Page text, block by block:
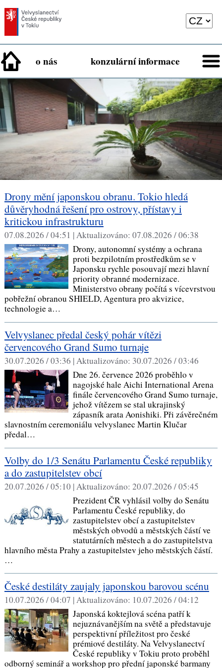
o nás konzulární informace
Drony mění japonskou obranu. Tokio hledá
důvěryhodná řešení pro ostrovy, přístavy i
kritickou infrastrukturu
07.08.2026 / 04:51 |Aktualizováno: 07.08.2026 / 06:38
Drony, autonomní systémy a ochrana
proti bezpilotním prostředkům se v
Japonsku rychle posouvají mezi hlavní
priority obranné modernizace.
Ministerstvo obrany počítá s vícevrstvou
pobřežní obranou SHIELD, Agentura pro akvizice,
technologie a…
Velvyslanec předal český pohár vítězi
červencového Grand Sumo turnaje
30.07.2026 / 03:36 |Aktualizováno: 30.07.2026 / 03:46
Dne 26. července 2026 proběhlo v
nagojské hale Aichi International Arena
finále červencového Grand Sumo turnaje,
jehož vítězem se stal ukrajinský
zápasník arata Aonishiki. Při závěrečném
slavnostním ceremoniálu velvyslanec Martin Klučar
předal…
Volby do 1/3 Senátu Parlamentu České republiky
a do zastupitelstev obcí
20.07.2026 / 05:10 |Aktualizováno: 20.07.2026 / 05:45
Prezident ČR vyhlásil volby do Senátu
Parlamentu České republiky, do
zastupitelstev obcí a zastupitelstev
městských obvodů a městských částí ve
statutárních městech a do zastupitelstva
hlavního města Prahy a zastupitelstev jeho městských částí.
…
České destiláty zaujaly japonskou barovou scénu
10.07.2026 / 04:07 |Aktualizováno: 10.07.2026 / 04:12
Japonská koktejlová scéna patří k
nejuznávanějším na světě a představuje
perspektivní příležitost pro české
prémiové destiláty. Na Velvyslanectví
České republiky v Tokiu proto proběhl
odborný seminář a workshop pro přední japonské barmany